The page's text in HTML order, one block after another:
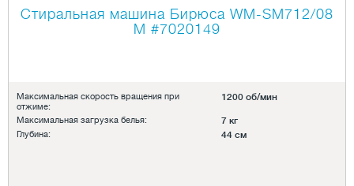
Стиральная машина Бирюса WM-SM712/08
М #7020149
Максимальная скорость вращения при
отжиме:
1200 об/мин
Максимальная загрузка белья: 7 кг
Глубина: 44 см